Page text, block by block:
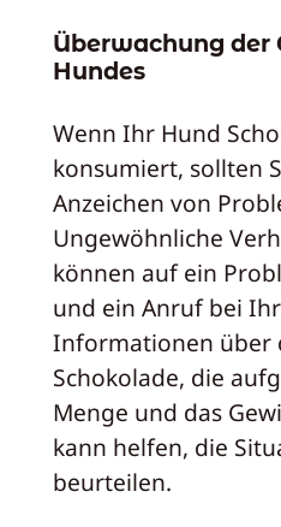
Überwachung der
Hundes
Wenn Ihr Hund
konsumiert, sollten
Anzeichen von
Ungewöhnliche
können auf ein
und ein Anruf bei
Informationen über
Schokolade, die
Menge und das
kann helfen, die
beurteilen.